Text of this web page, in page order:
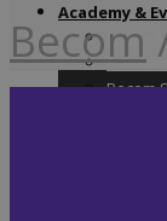
Academy &
Friday
Becom
Becom